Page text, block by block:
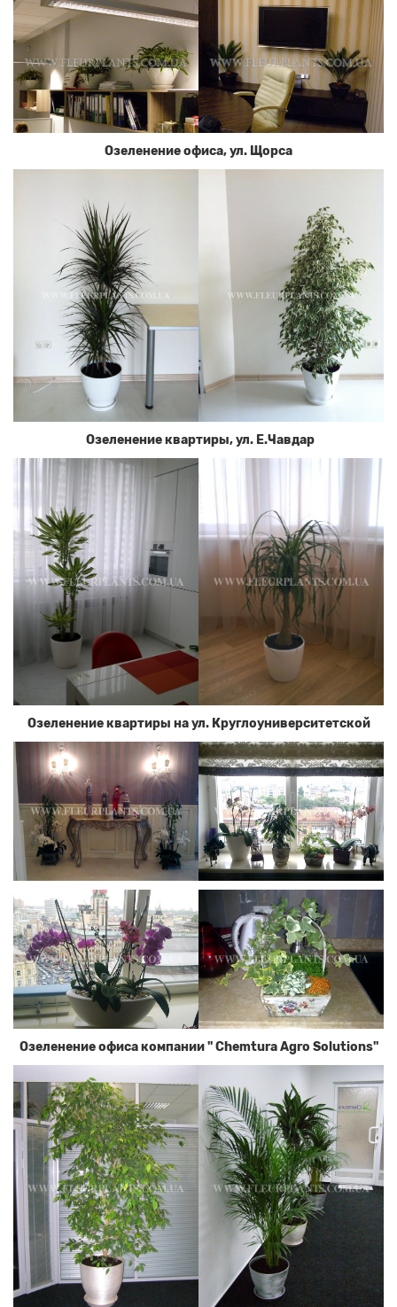
Озеленение офиса, ул. Щорса
Озеленение квартиры, ул. Е.Чавдар
Озеленение квартиры на ул. Круглоуниверситетской
Озеленение офиса компании " Chemtura Agro Solutions"